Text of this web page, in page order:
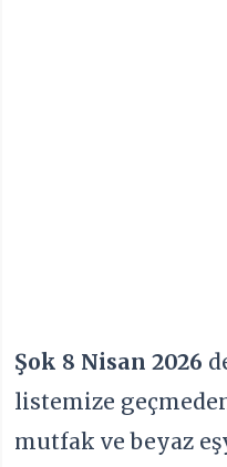
Şok 8 Nisan 2026
listemize
mutfak ve beyaz